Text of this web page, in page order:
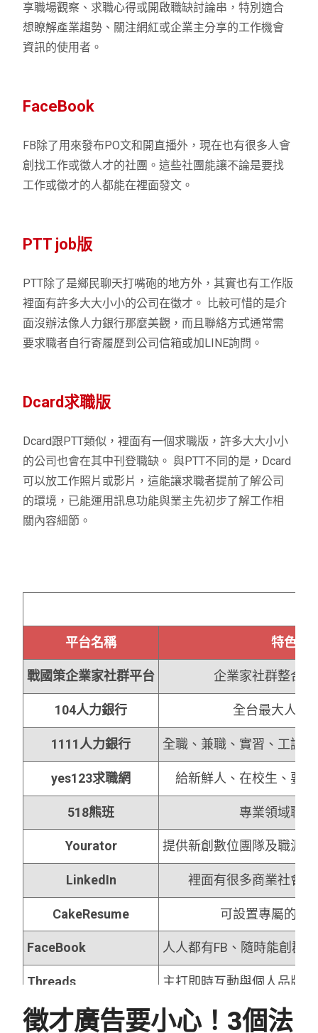
享職場觀察、求職心得或開啟職缺討論串，特別適合
想瞭解產業趨勢、關注網紅或企業主分享的工作機會
資訊的使用者。
FaceBook
FB除了用來發布PO文和開直播外，現在也有很多人會
創找工作或徵人才的社團。這些社團能讓不論是要找
工作或徵才的人都能在裡面發文。
PTT job版
PTT除了是鄉民聊天打嘴砲的地方外，其實也有工作版
裡面有許多大大小小的公司在徵才。 比較可惜的是介
面沒辦法像人力銀行那麼美觀，而且聯絡方式通常需
要求職者自行寄履歷到公司信箱或加LINE詢問。
Dcard求職版
Dcard跟PTT類似，裡面有一個求職版，許多大大小小
的公司也會在其中刊登職缺。 與PTT不同的是，Dcard
可以放工作照片或影片，這能讓求職者提前了解公司
的環境，已能運用訊息功能與業主先初步了解工作相
關內容細節。
平台名稱 特色
戰國策企業家社群平台 企業家社群整合
104人力銀行 全台最大人力
1111人力銀行 全職、兼職、實習、工讀
yes123求職網 給新鮮人、在校生、要
518熊班 專業領域職
Yourator 提供新創數位團隊及職涯
LinkedIn 裡面有很多商業社會
CakeResume 可設置專屬的履
FaceBook 人人都有FB、隨時能創群
Threads 主打即時互動與個人品牌
PTT job版 PTT使用人多
徵才廣告要小心！3個法